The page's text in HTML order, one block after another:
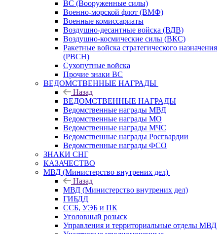
ВС (Вооруженные силы)
Военно-морской флот (ВМФ)
Военные комиссариаты
Воздушно-десантные войска (ВДВ)
Воздушно-космические силы (ВКС)
Ракетные войска стратегического назначения
(РВСН)
Сухопутные войска
Прочие знаки ВС
ВЕДОМСТВЕННЫЕ НАГРАДЫ
Назад
ВЕДОМСТВЕННЫЕ НАГРАДЫ
Ведомственные награды МВД
Ведомственные награды МО
Ведомственные награды МЧС
Ведомственные награды Росгвардии
Ведомственные награды ФСО
ЗНАКИ СНГ
КАЗАЧЕСТВО
МВД (Министерство внутрених дел)
Назад
МВД (Министерство внутрених дел)
ГИБДД
ССБ, УЭБ и ПК
Уголовный розыск
Управления и территориальные отделы МВД